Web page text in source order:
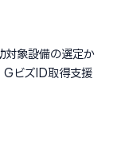
対象設備の選定か
GビズID取得支援